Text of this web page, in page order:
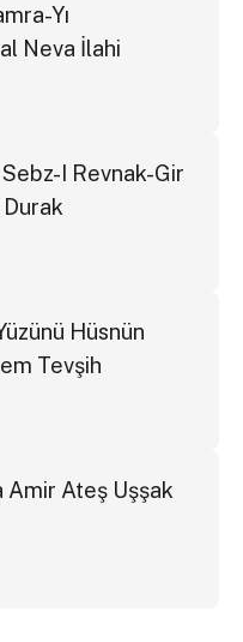
Yı
Neva İlahi
I Revnak-Gir
Hüsnün
Tevşih
Amir Ateş Uşşak